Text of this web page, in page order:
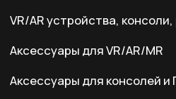
Казахстан, Алматы, ул. Карасай
батыра, БЦ Карасай, блок В,
3 этаж, 301 офис